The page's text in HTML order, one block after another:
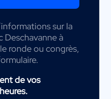
sur la
Deschavanne à
ronde ou congrès,
de vos